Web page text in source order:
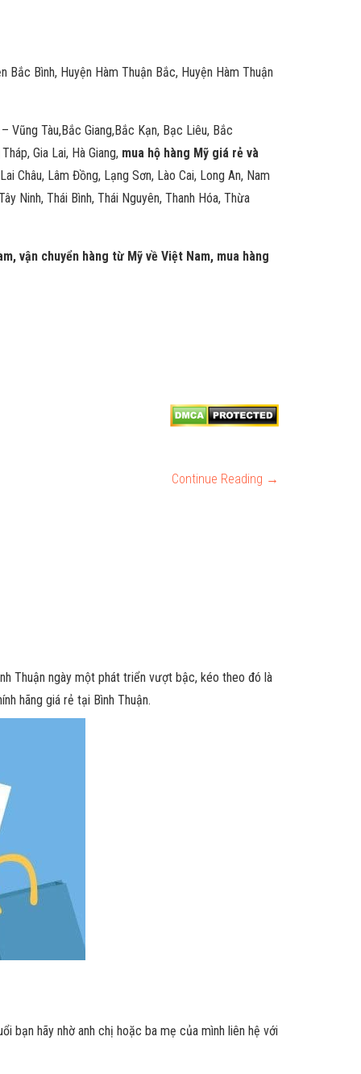
Bình, Huyện Hàm Thuận Bắc, Huyện Hàm Thuận
Vũng Tàu,Bắc Giang,Bắc Kạn, Bạc Liêu, Bắc
Gia Lai, Hà Giang, mua hộ hàng Mỹ giá rẻ và
Châu, Lâm Đồng, Lạng Sơn, Lào Cai, Long An, Nam
Ninh, Thái Bình, Thái Nguyên, Thanh Hóa, Thừa
vận chuyển hàng từ Mỹ về Việt Nam, mua hàng
Continue Reading →
Thuận ngày một phát triển vượt bậc, kéo theo đó là
hãng giá rẻ tại Bình Thuận.
bạn hãy nhờ anh chị hoặc ba mẹ của mình liên hệ với